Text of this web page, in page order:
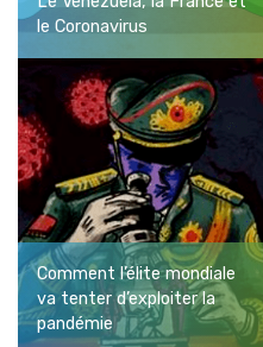
le Coronavirus
Comment l’élite mondiale
va tenter d’exploiter la
pandémie